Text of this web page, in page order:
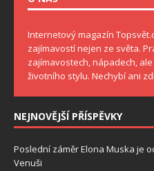
Internetový magazín
zajímavostí nejen ze světa.
zajímavostech, nápadech,
životního stylu. Nechybí ani
NEJNOVĚJŠÍ PŘÍSPĚVKY
Poslední záměr Elona Muska je
Venuši